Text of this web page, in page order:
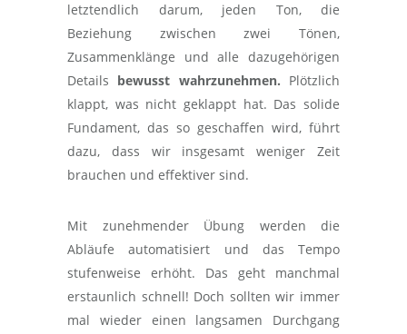
letztendlich darum, jeden Ton, die
Beziehung zwischen zwei Tönen,
Zusammenklänge und alle dazugehörigen
Details bewusst wahrzunehmen. Plötzlich
klappt, was nicht geklappt hat. Das solide
Fundament, das so geschaffen wird, führt
dazu, dass wir insgesamt weniger Zeit
brauchen und effektiver sind.
Mit zunehmender Übung werden die
Abläufe automatisiert und das Tempo
stufenweise erhöht. Das geht manchmal
erstaunlich schnell! Doch sollten wir immer
mal wieder einen langsamen Durchgang